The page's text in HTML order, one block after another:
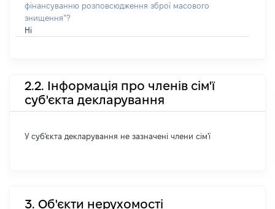
фінансуванню розповсюдження зброї масового
знищення”?
Ні
2.2. Інформація про членів сім'ї
суб'єкта декларування
У суб'єкта декларування не зазначені члени сім'ї
3. Об'єкти нерухомості